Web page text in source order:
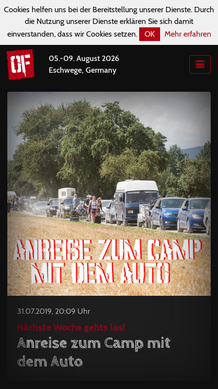
Cookies helfen uns bei der Bereitstellung unserer Dienste. Durch
die Nutzung unserer Dienste erklären Sie sich damit
einverstanden, dass wir Cookies setzen.
OK Mehr erfahren
05.-09. August 2026
Eschwege, Germany
31.07.2019, 20:09 Uhr
Nächste Woche gehts los!
Anreise zum Camp mit
dem Auto